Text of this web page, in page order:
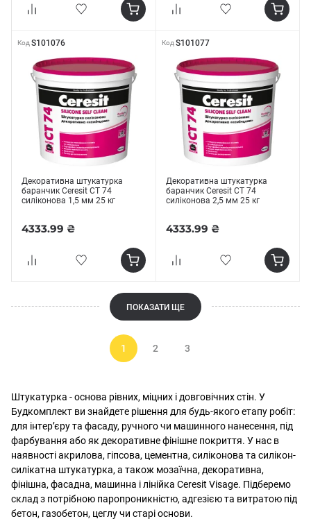
КодS101076
Декоративна штукатурка
баранчик Ceresit СТ 74
силіконова 1,5 мм 25 кг
4333.99 ₴
Код S101077
Декоративна штукатурка
баранчик Ceresit СТ 74
силіконова 2,5 мм 25 кг
4333.99 ₴
ПОКАЗАТИ ЩЕ
1 2 3
Штукатурка - основа рівних, міцних і довговічних стін. У
Будкомплект ви знайдете рішення для будь-якого етапу робіт:
для інтер’єру та фасаду, ручного чи машинного нанесення, під
фарбування або як декоративне фінішне покриття. У нас в
наявності акрилова, гіпсова, цементна, силіконова та силікон-
силікатна штукатурка, а також мозаїчна, декоративна,
фінішна, фасадна, машинна і лінійка Ceresit Visage. Підберемо
склад з потрібною паропроникністю, адгезією та витратою під
бетон, газобетон, цеглу чи старі основи.